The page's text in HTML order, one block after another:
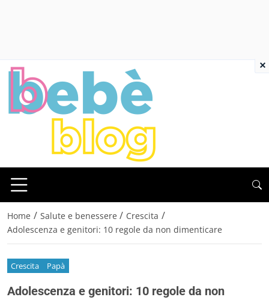
Home / Salute e benessere / Crescita /
Adolescenza e genitori: 10 regole da non dimenticare
Crescita Papà
Adolescenza e genitori: 10 regole da non
×